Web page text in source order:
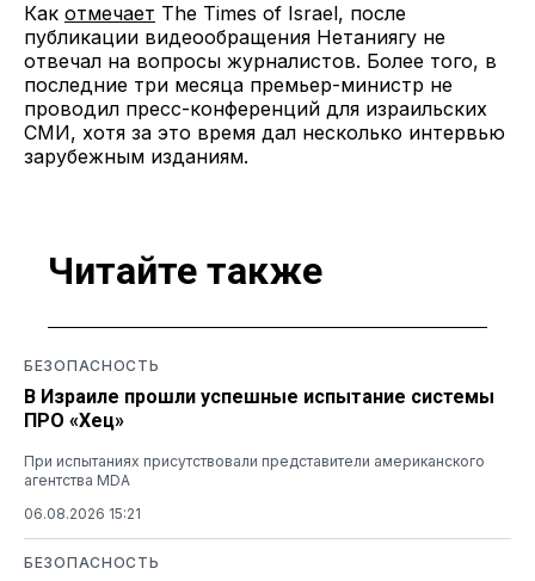
Как отмечает The Times of Israel, после
публикации видеообращения Нетаниягу не
отвечал на вопросы журналистов. Более того, в
последние три месяца премьер-министр не
проводил пресс-конференций для израильских
СМИ, хотя за это время дал несколько интервью
зарубежным изданиям.
Читайте также
БЕЗОПАСНОСТЬ
В Израиле прошли успешные испытание системы
ПРО «Хец»
При испытаниях присутствовали представители американского
агентства MDA
06.08.2026 15:21
БЕЗОПАСНОСТЬ